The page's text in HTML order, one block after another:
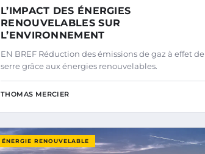
L’IMPACT DES ÉNERGIES
RENOUVELABLES SUR
L’ENVIRONNEMENT
EN BREF Réduction des émissions de gaz à effet de
serre grâce aux énergies renouvelables.
THOMAS MERCIER
ÉNERGIE RENOUVELABLE